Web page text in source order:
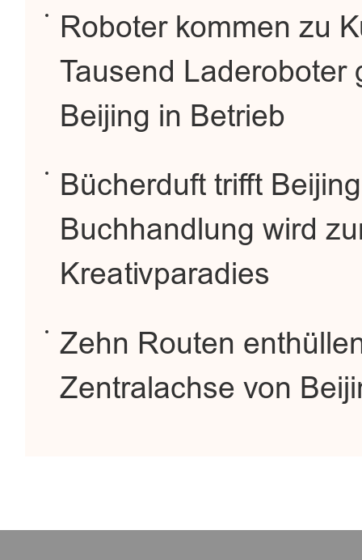
Roboter kommen zu
Tausend Laderoboter
Beijing in Betrieb
Bücherduft trifft
Buchhandlung wird
Kreativparadies
Zehn Routen
Zentralachse von